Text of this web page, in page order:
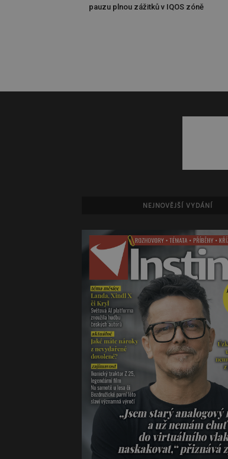
pauzu plnou zážitků v IQOS zóně
NEJNOVĚJŠÍ VYDÁNÍ